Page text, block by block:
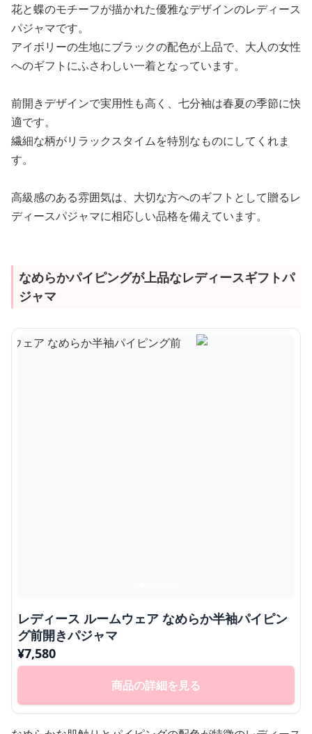
花と蝶のモチーフが描かれた優雅なデザインのレディース
パジャマです。
アイボリーの生地にブラックの配色が上品で、大人の女性
へのギフトにふさわしい一着となっています。
前開きデザインで実用性も高く、七分袖は春夏の季節に快
適です。
繊細な柄がリラックスタイムを特別なものにしてくれま
す。
高級感のある雰囲気は、大切な方へのギフトとして贈るレ
ディースパジャマに相応しい品格を備えています。
なめらかパイピングが上品なレディースギフトパ
ジャマ
レディース ルームウェア なめらか半袖パイピン
グ前開きパジャマ
¥7,580
商品の詳細を見る